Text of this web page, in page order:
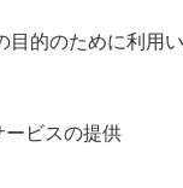
的のために利用い
ビスの提供